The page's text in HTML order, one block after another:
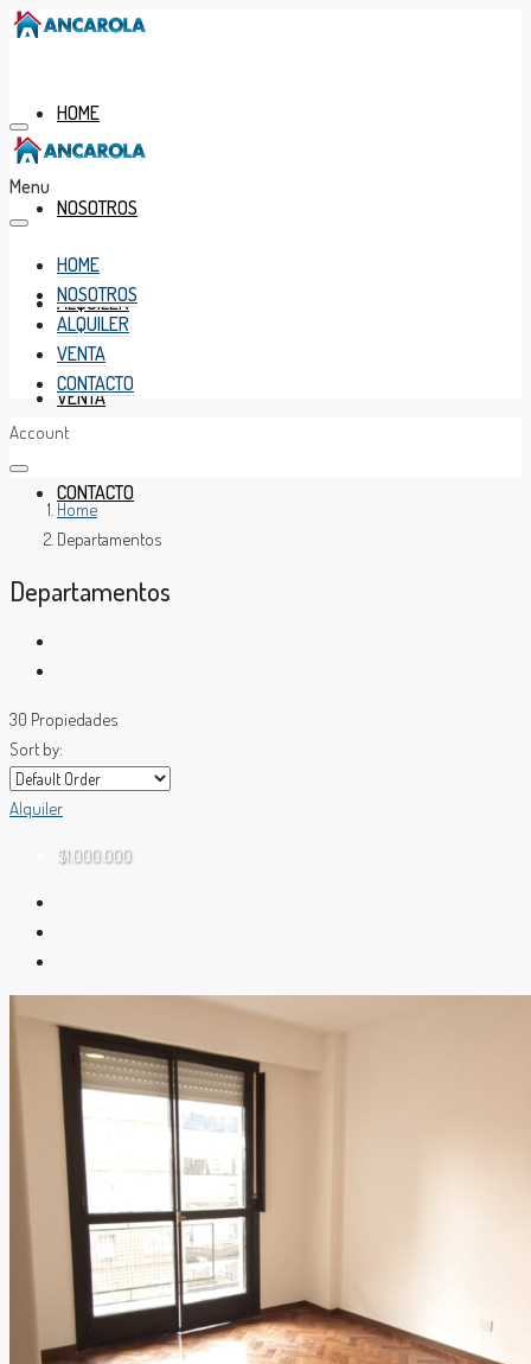
HOME
NOSOTROS
ALQUILER
VENTA
CONTACTO
Menu
HOME
NOSOTROS
ALQUILER
VENTA
CONTACTO
Account
Home
Departamentos
Departamentos
30 Propiedades
Sort by:
Alquiler
$1.000.000